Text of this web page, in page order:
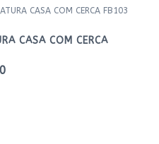
CASA COM CERCA